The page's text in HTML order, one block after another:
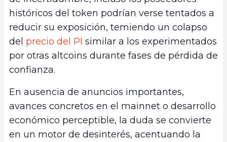
históricos del token podrían verse tentados a
reducir su exposición, temiendo un colapso
del precio del PI similar a los experimentados
por otras altcoins durante fases de pérdida de
confianza.
En ausencia de anuncios importantes,
avances concretos en el mainnet o desarrollo
económico perceptible, la duda se convierte
en un motor de desinterés, acentuando la